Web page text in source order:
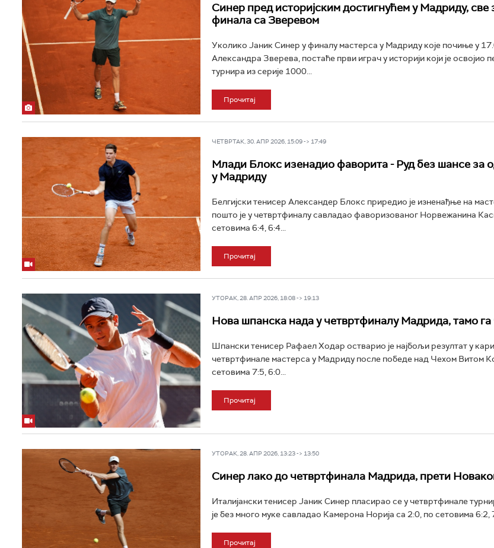
Синер пред историјским достигнућем у Мадриду, све
финала са Зверевом
Уколико Јаник Синер у финалу мастерса у Мадриду које почиње у
Александра Зверева, постаће први играч у историји који је освојио
турнира из серије 1000...
Прочитај
ЧЕТВРТАК, 30. АПР 2026, 15:09 -> 17:49
Млади Блокс изенадио фаворита - Руд без шансе за
у Мадриду
Белгијски тенисер Александер Блокс приредио је изненађње на
пошто је у четвртфиналу савладао фаворизованог Норвежанина
сетовима 6:4, 6:4...
Прочитај
УТОРАК, 28. АПР 2026, 18:08 -> 19:13
Нова шпанска нада у четвртфиналу Мадрида, тамо
Шпански тенисер Рафаел Ходар остварио је најбољи резултат у
четвртфинале мастерса у Мадриду после победе над Чехом Витом
сетовима 7:5, 6:0...
Прочитај
УТОРАК, 28. АПР 2026, 13:23 -> 13:50
Синер лако до четвртфинала Мадрида, прети
Италијански тенисер Јаник Синер пласирао се у четвртфинале
је без много муке савладао Камерона Норија са 2:0, по сетовима 6:2,
Прочитај